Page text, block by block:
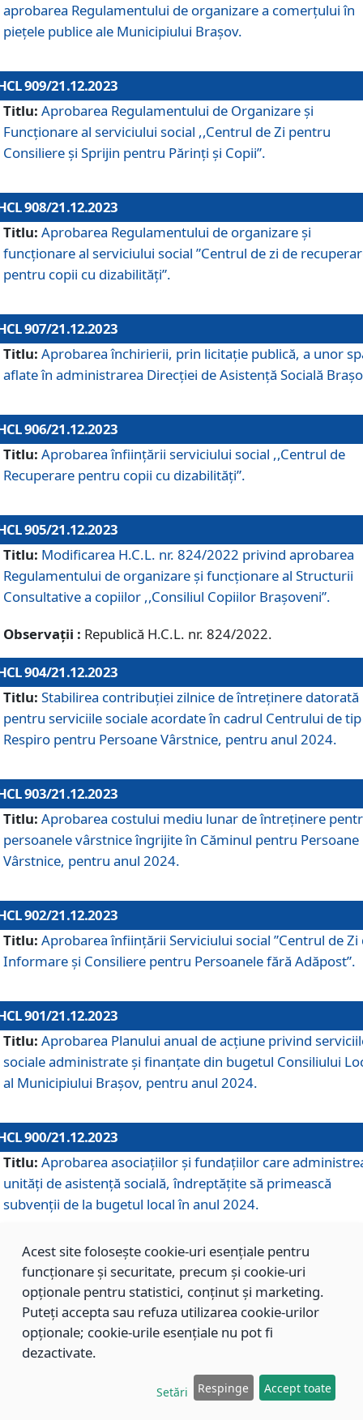
aprobarea Regulamentului de organizare a comerțului în
piețele publice ale Municipiului Braşov.
909/21.12.2023
Titlu: Aprobarea Regulamentului de Organizare și
Funcționare al serviciului social ,,Centrul de Zi pentru
Consiliere şi Sprijin pentru Părinţi şi Copii”.
908/21.12.2023
Titlu: Aprobarea Regulamentului de organizare şi
funcţionare al serviciului social ”Centrul de zi de
pentru copii cu dizabilități”.
907/21.12.2023
Titlu: Aprobarea închirierii, prin licitație publică, a unor
aflate în administrarea Direcției de Asistență Socială
906/21.12.2023
Titlu: Aprobarea înființării serviciului social ,,Centrul de
Recuperare pentru copii cu dizabilități”.
905/21.12.2023
Titlu: Modificarea H.C.L. nr. 824/2022 privind aprobarea
Regulamentului de organizare şi funcţionare al Structurii
Consultative a copiilor ,,Consiliul Copiilor Braşoveni”.
Observații : Republică H.C.L. nr. 824/2022.
904/21.12.2023
Titlu: Stabilirea contribuţiei zilnice de întreținere datorată
pentru serviciile sociale acordate în cadrul Centrului de tip
Respiro pentru Persoane Vârstnice, pentru anul 2024.
903/21.12.2023
Titlu: Aprobarea costului mediu lunar de întreţinere
persoanele vârstnice îngrijite în Căminul pentru Persoane
Vârstnice, pentru anul 2024.
902/21.12.2023
Titlu: Aprobarea înființării Serviciului social ”Centrul de Zi
Informare și Consiliere pentru Persoanele fără Adăpost”.
901/21.12.2023
Titlu: Aprobarea Planului anual de acțiune privind
sociale administrate și finanțate din bugetul Consiliului
al Municipiului Brașov, pentru anul 2024.
900/21.12.2023
Titlu: Aprobarea asociațiilor şi fundațiilor care
unități de asistenţă socială, îndreptăţite să primească
subvenţii de la bugetul local în anul 2024.
899/21.12.2023
Aprobarea standardelor de cost pentru serviciile
sociale furnizate în cadrul Direcției de Asistență Socială
Brașov, pentru anul 2024.
Modificarea Anexei la H.C.L. nr. 91 din 09.02.2018,
Acest site folosește cookie-uri esențiale pentru
funcționare și securitate, precum și cookie-uri
opționale pentru statistici, conținut și marketing.
Puteți accepta sau refuza utilizarea cookie-urilor
opționale; cookie-urile esențiale nu pot fi
dezactivate.
Setări Respinge Accept toate